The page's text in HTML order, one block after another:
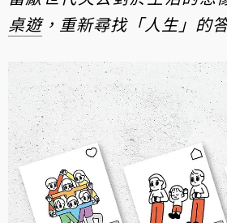
桌遊，重新尋找「人生」的